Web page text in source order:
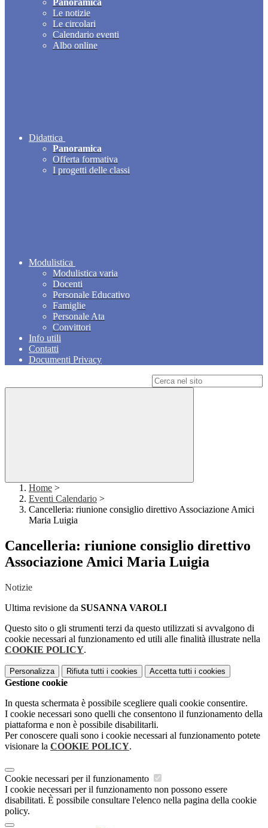
Panoramica
Le notizie
Le circolari
Calendario eventi
Albo online
Didattica
Panoramica
Offerta formativa
I progetti delle classi
Modulistica
Modulistica varia
Docenti
Personale Educativo
Famiglie
Personale Ata
Convittori
Info utili
Contatti
Documenti Privacy
Home >
Eventi Calendario >
Cancelleria: riunione consiglio direttivo Associazione Amici
Maria Luigia
Cancelleria: riunione consiglio direttivo
Associazione Amici Maria Luigia
Notizie
Ultima revisione da SUSANNA VAROLI
Questo sito o gli strumenti terzi da questo utilizzati si avvalgono di
cookie necessari al funzionamento ed utili alle finalità illustrate nella
COOKIE POLICY.
Personalizza Rifiuta tutti i cookies Accetta tutti i cookies
Gestione cookie
In questa schermata è possibile scegliere quali cookie consentire.
I cookie necessari sono quelli che consentono il funzionamento della
piattaforma e non è possibile disabilitarli.
Per conoscere quali sono i cookie necessari al funzionamento potete
visionare la COOKIE POLICY.
Cookie necessari per il funzionamento
I cookie necessari per il funzionamento non possono essere
disabilitati. È possibile consultare l'elenco nella pagina della cookie
policy.